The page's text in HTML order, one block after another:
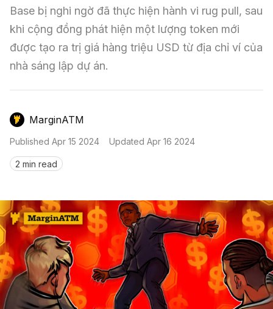
Kinh Nghiệm Đầu Tư
Sàn Giao Dịch
Công Cụ Đầu Tư
Mô Hình Biểu Đồ Giá
GameFi
Sign in
Base bị nghi ngờ đã thực hiện hành vi rug pull, sau
khi cộng đồng phát hiện một lượng token mới
được tạo ra trị giá hàng triệu USD từ địa chỉ ví của
nhà sáng lập dự án.
MarginATM
Published Apr 15 2024 Updated Apr 16 2024
2 min read